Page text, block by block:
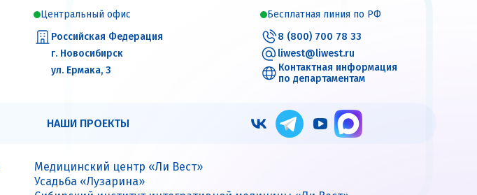
Центральный офис
Российская Федерация
г. Новосибирск
ул. Ермака, 3
Бесплатная линия по РФ
8 (800) 700 78 33
liwest@liwest.ru
Контактная информация
по департаментам
НАШИ ПРОЕКТЫ
Медицинский центр «Ли Вест»
Усадьба «Лузарина»